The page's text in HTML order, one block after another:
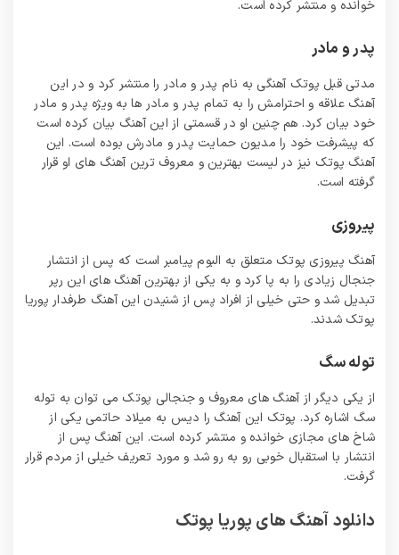
خوانده و منتشر کرده است.
پدر و مادر
مدتی قبل پوتک آهنگی به نام پدر و مادر را منتشر کرد و در این
آهنگ علاقه و احترامش را به تمام پدر و مادر ها به ویژه پدر و مادر
خود بیان کرد. هم چنین او در قسمتی از این آهنگ بیان کرده است
که پیشرفت خود را مدیون حمایت پدر و مادرش بوده است. این
آهنگ پوتک نیز در لیست بهترین و معروف ترین آهنگ های او قرار
گرفته است.
پیروزی
آهنگ پیروزی پوتک متعلق به البوم پیامبر است که پس از انتشار
جنجال زیادی را به پا کرد و به یکی از بهترین آهنگ های این رپر
تبدیل شد و حتی خیلی از افراد پس از شنیدن این آهنگ طرفدار پوریا
پوتک شدند.
توله سگ
از یکی دیگر از آهنگ های معروف و جنجالی پوتک می توان به توله
سگ اشاره کرد. پوتک این آهنگ را دیس به میلاد حاتمی یکی از
شاخ های مجازی خوانده و منتشر کرده است. این آهنگ پس از
انتشار با استقبال خوبی رو به رو شد و مورد تعریف خیلی از مردم قرار
گرفت.
دانلود آهنگ های پوریا پوتک